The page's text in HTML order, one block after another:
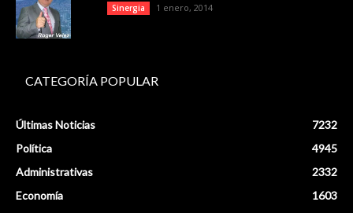
Sinergia 1 enero, 2014
CATEGORÍA POPULAR
Últimas Noticias
7232
Política
4945
Administrativas
2332
Economía
1603